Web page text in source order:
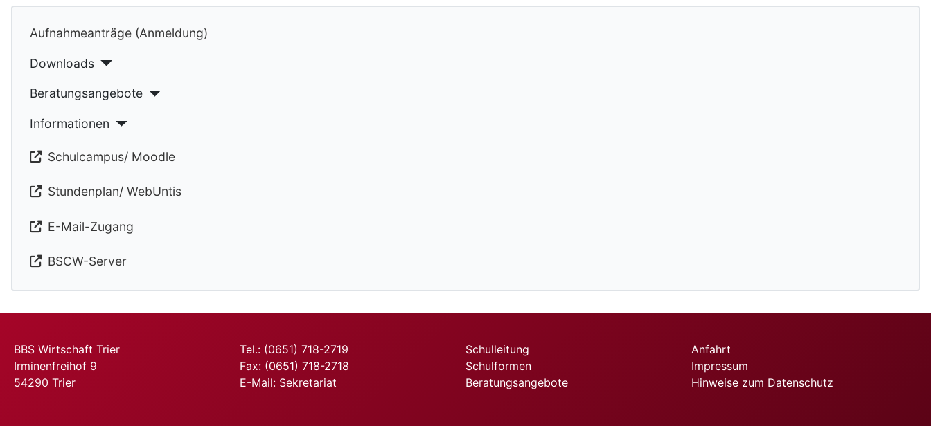
Aufnahmeanträge (Anmeldung)
Downloads
Beratungsangebote
Informationen
Schulcampus/ Moodle
Stundenplan/ WebUntis
E-Mail-Zugang
BSCW-Server
BBS Wirtschaft Trier
Irminenfreihof 9
54290 Trier
Tel.: (0651) 718-2719
Fax: (0651) 718-2718
E-Mail: Sekretariat
Schulleitung
Schulformen
Beratungsangebote
Anfahrt
Impressum
Hinweise zum Datenschutz